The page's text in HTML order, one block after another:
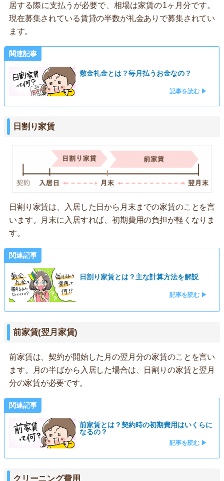
居する際に支払うが必要で、相場は家賃の1ヶ月分です。
現在募集されている賃貸の半数が礼金ありで募集されてい
ます。
関連記事
敷金礼金とは？毎月払うお金なの？
記事を読む ▶
日割り家賃
日割り家賃は、入居した日から月末までの家賃のことを言
います。月末に入居すれば、初期費用の負担が軽くなりま
す。
関連記事
日割り家賃とは？主な計算方法を解説
記事を読む ▶
前家賃(翌月家賃)
前家賃は、契約が開始した月の翌月分の家賃のことを言い
ます。月の半ばから入居した場合は、日割りの家賃と翌月
分の家賃が必要です。
関連記事
前家賃とは？契約時の初期費用はいくらに
なるの？
記事を読む ▶
クリーニング費用